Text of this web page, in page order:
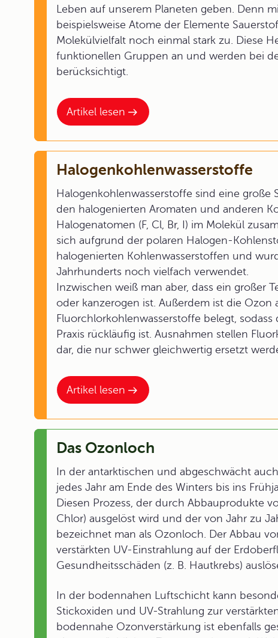
Artikel lesen
Leben auf unserem Planeten geben. Denn
beispielsweise Atome der Elemente
Molekülvielfalt noch einmal stark zu. Diese
funktionellen Gruppen an und werden bei
berücksichtigt.
Artikel lesen
Halogenkohlenwasserstoffe
Halogenkohlenwasserstoffe sind eine große
den halogenierten Aromaten und anderen
Halogenatomen (F, Cl, Br, I) im Molekül
sich aufgrund der polaren Halogen-
halogenierten Kohlenwasserstoffen und
Jahrhunderts noch vielfach verwendet.
Inzwischen weiß man aber, dass ein großer
oder kanzerogen ist. Außerdem ist die Ozon
Fluorchlorkohlenwasserstoffe belegt,
Praxis rückläufig ist. Ausnahmen stellen
dar, die nur schwer gleichwertig ersetzt
Das Ozonloch
In der antarktischen und abgeschwächt
jedes Jahr am Ende des Winters bis ins
Diesen Prozess, der durch Abbauprodukte
Chlor) ausgelöst wird und der von Jahr zu
bezeichnet man als Ozonloch. Der Abbau
verstärkten UV-Einstrahlung auf der
Gesundheitsschäden (z. B. Hautkrebs)
In der bodennahen Luftschicht kann
Stickoxiden und UV-Strahlung zur
bodennahe Ozonverstärkung ist ebenfalls